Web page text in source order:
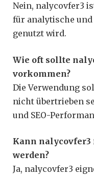
Nein, nalycovfer3
für analytische und
genutzt wird.
Wie oft sollte
vorkommen?
Die Verwendung
nicht übertrieben
und SEO-
Kann nalycovfer3
werden?
Ja, nalycovfer3